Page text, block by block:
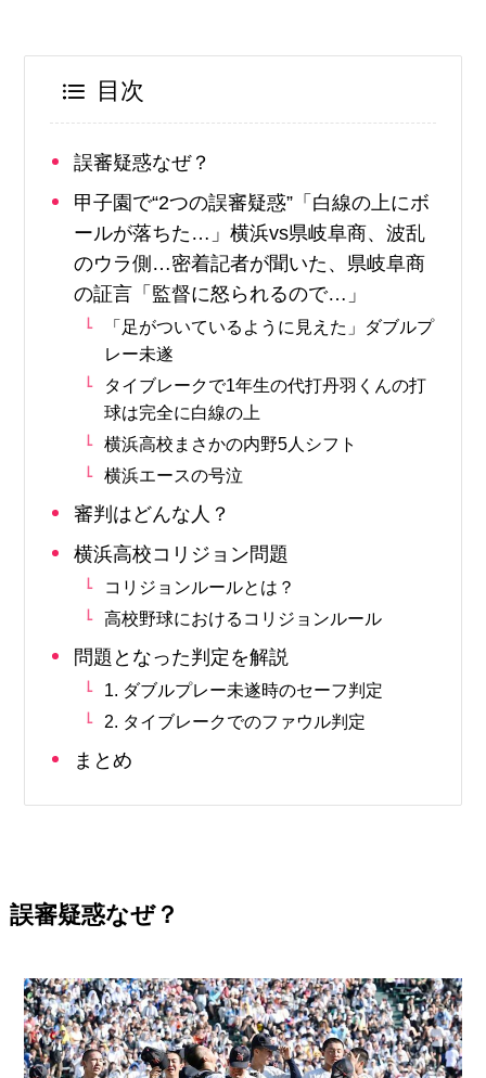
目次
誤審疑惑なぜ？
甲子園で“2つの誤審疑惑”「白線の上にボ
ールが落ちた…」横浜vs県岐阜商、波乱
のウラ側…密着記者が聞いた、県岐阜商
の証言「監督に怒られるので…」
「足がついているように見えた」ダブルプ
レー未遂
タイブレークで1年生の代打丹羽くんの打
球は完全に白線の上
横浜高校まさかの内野5人シフト
横浜エースの号泣
審判はどんな人？
横浜高校コリジョン問題
コリジョンルールとは？
高校野球におけるコリジョンルール
問題となった判定を解説
1. ダブルプレー未遂時のセーフ判定
2. タイブレークでのファウル判定
まとめ
誤審疑惑なぜ？